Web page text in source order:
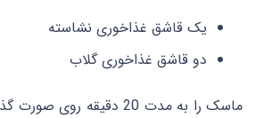
یک قاشق غذاخوری نشاسته
دو قاشق غذاخوری گلاب
ماسک را به مدت 20 دقیقه